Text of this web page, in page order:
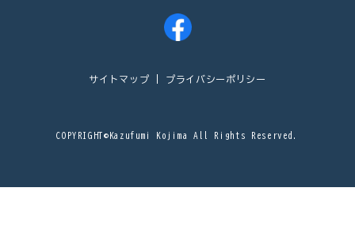
サイトマップ プライバシーポリシー
COPYRIGHT©Kazufumi Kojima All Rights Reserved.